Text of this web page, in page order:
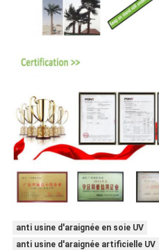
anti usine d'araignée en soie UV
anti usine d'araignée artificielle UV